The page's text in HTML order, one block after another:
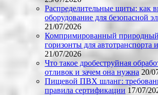
Распределительные щиты: как
оборудование для безопасной
21/07/2026
Компримированный
горизонты для
21/07/2026
Что такое дробеструйная
отливок и зачем она нужна 20/
Пищевой ПВХ шланг:
правила сертификации 17/07/